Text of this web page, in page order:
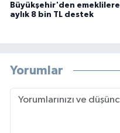
Büyükşehir'den emeklilere
aylık 8 bin TL destek
Yorumlar